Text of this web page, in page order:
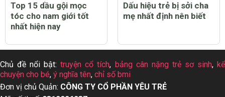
Top 15 dầu gội mọc
tóc cho nam giới tốt
nhất hiện nay
Dấu hiệu trẻ bị sởi cha
mẹ nhất định nên biết
Chủ đề nổi bật:truyện cổ tích, bảng cân nặng trẻ sơ sinh, kể
chuyện cho bé, ý nghĩa tên, chỉ số bmi
Đơn vị chủ Quản: CÔNG TY CỔ PHẦN YÊU TRẺ